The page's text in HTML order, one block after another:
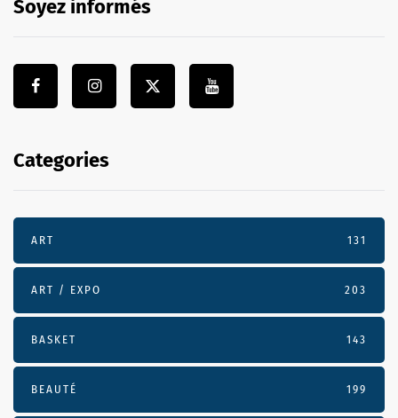
Soyez informés
Categories
ART 131
ART / EXPO 203
BASKET 143
BEAUTÉ 199